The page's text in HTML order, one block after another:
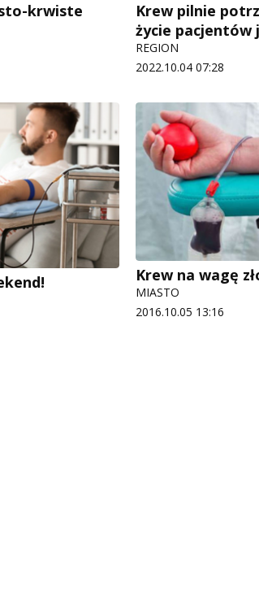
krwiste
Krew pilnie
życie pacjentów
REGION
2022.10.04 07:28
Krew na wagę
MIASTO
2016.10.05 13:16